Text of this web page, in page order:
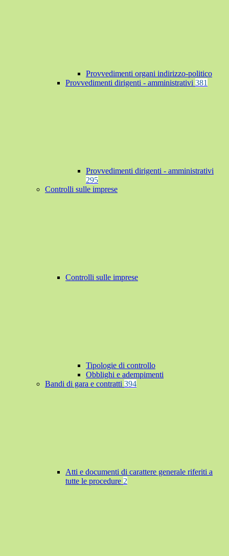
Provvedimenti organi indirizzo-politico
Provvedimenti dirigenti - amministrativi 381
Provvedimenti dirigenti - amministrativi
295
Controlli sulle imprese
Controlli sulle imprese
Tipologie di controllo
Obblighi e adempimenti
Bandi di gara e contratti 394
Atti e documenti di carattere generale riferiti a
tutte le procedure 2